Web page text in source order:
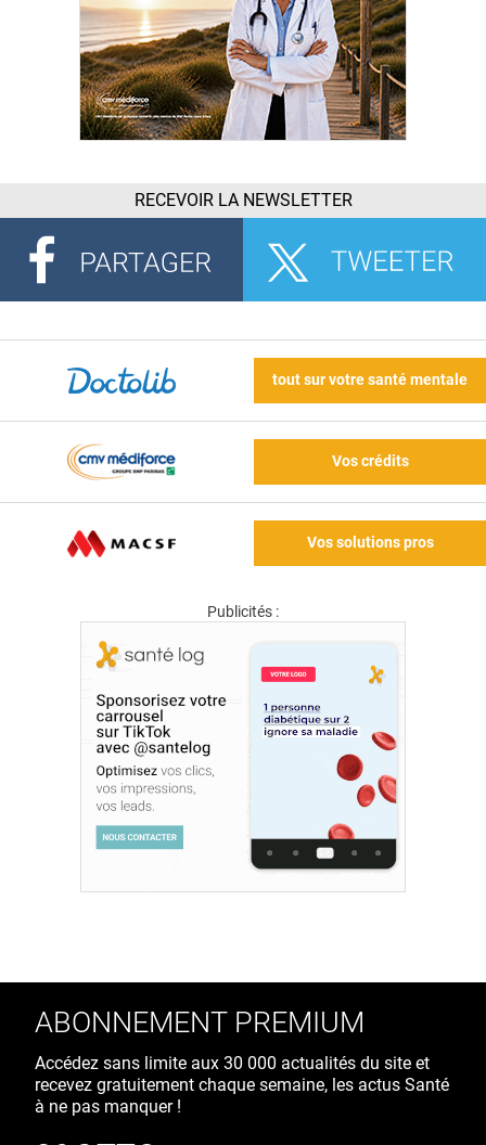
RECEVOIR LA NEWSLETTER
tout sur votre santé mentale
Vos crédits
Vos solutions pros
Publicités :
ABONNEMENT PREMIUM
Accédez sans limite aux 30 000 actualités du site et
recevez gratuitement chaque semaine, les actus Santé
à ne pas manquer !